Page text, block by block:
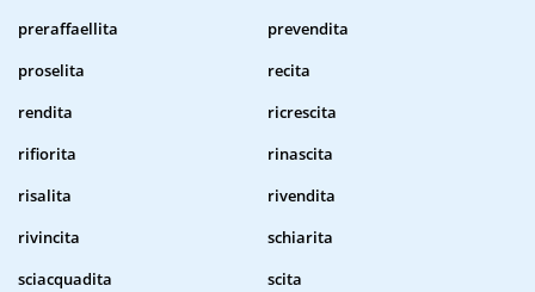
preraffaellita
prevendita
proselita
recita
rendita
ricrescita
rifiorita
rinascita
risalita
rivendita
rivincita
schiarita
sciacquadita
scita